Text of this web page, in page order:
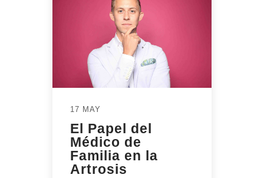
17 MAY
El Papel del
Médico de
Familia en la
Artrosis